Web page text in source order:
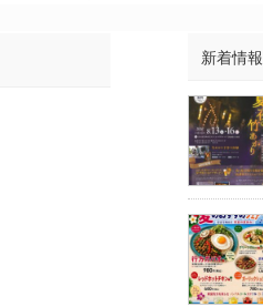
新着情報